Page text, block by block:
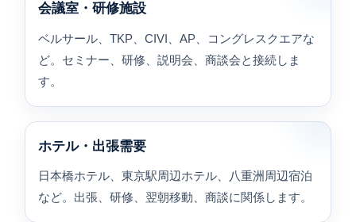
会議室・研修施設
ベルサール、TKP、CIVI、AP、コングレスクエアな
ど。セミナー、研修、説明会、商談会と接続しま
す。
ホテル・出張需要
日本橋ホテル、東京駅周辺ホテル、八重洲周辺宿泊
など。出張、研修、翌朝移動、商談に関係します。